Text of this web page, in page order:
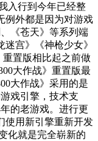
入行到今年已经整
例外都是因为对游戏
《苍天》等系列端
宫》《神枪少女》
重置版相比起之前做
大作战》重置版最
大作战》采用的是
戏引擎，技术支
的老游戏。进行更
使用新引擎重新开发
化就是完全崭新的